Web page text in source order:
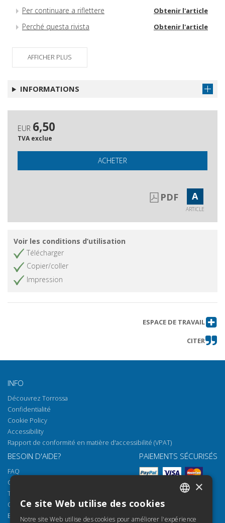
Per continuare a riflettere Obtenir l'article
Perché questa rivista Obtenir l'article
AFFICHER PLUS
INFORMATIONS
EUR 6,50
TVA exclue
ACHETER
PDF A
ARTICLE
Voir les conditions d’utilisation
Télécharger
Copier/coller
Impression
ESPACE DE TRAVAIL
CITER
INFO
Découvrez Torrossa
Confidentialité
Cookie Policy
Accessibility
Rapport de conformité en matière d'accessibilité (VPAT)
BESOIN D'AIDE?
FAQ
Comment ouvrir nos documents
Torrossa Reader
Options d'accès
Email: helpdesk@torrossa.com
PAIEMENTS SÉCURISÉS
×
Ce site Web utilise des cookies
Notre site Web utilise des cookies pour améliorer l'expérience